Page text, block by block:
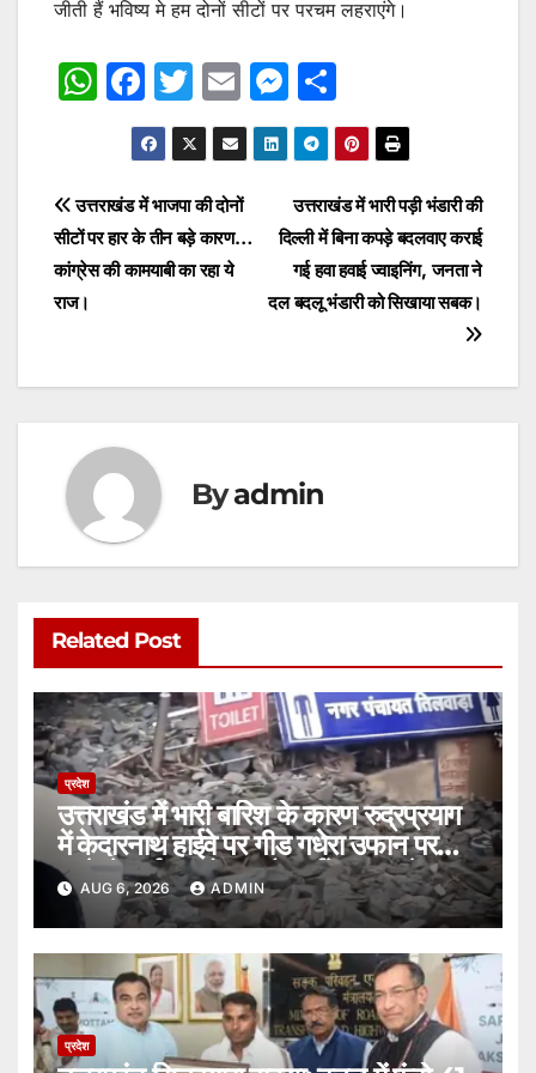
जीती हैं भविष्य मे हम दोनों सीटों पर परचम लहराएंगे।
W
s
A
p
F
a
c
e
b
o
T
w
itt
er
E
m
ai
l
M
e
s
s
e
n
g
h
ar
e
Post
navigation
उत्तराखंड में भारी पड़ी भंडारी की
दिल्ली में बिना कपड़े बदलवाए कराई
गई हवा हवाई ज्वाइनिंग, जनता ने
दल बदलू भंडारी को सिखाया सबक।
उत्तराखंड में भाजपा की दोनों
सीटों पर हार के तीन बड़े कारण…
कांग्रेस की कामयाबी का रहा ये
राज।
Byadmin
Related Post
प्रदेश
उत्तराखंड में भारी बारिश के कारण रुद्रप्रयाग
में केदारनाथ हाईवे पर गीड गधेरा उफान पर
आने से मार्ग बंद हो गया है, हाईवे बंद, फंसे
यात्री।
AUG 6, 2026 ADMIN
प्रदेश